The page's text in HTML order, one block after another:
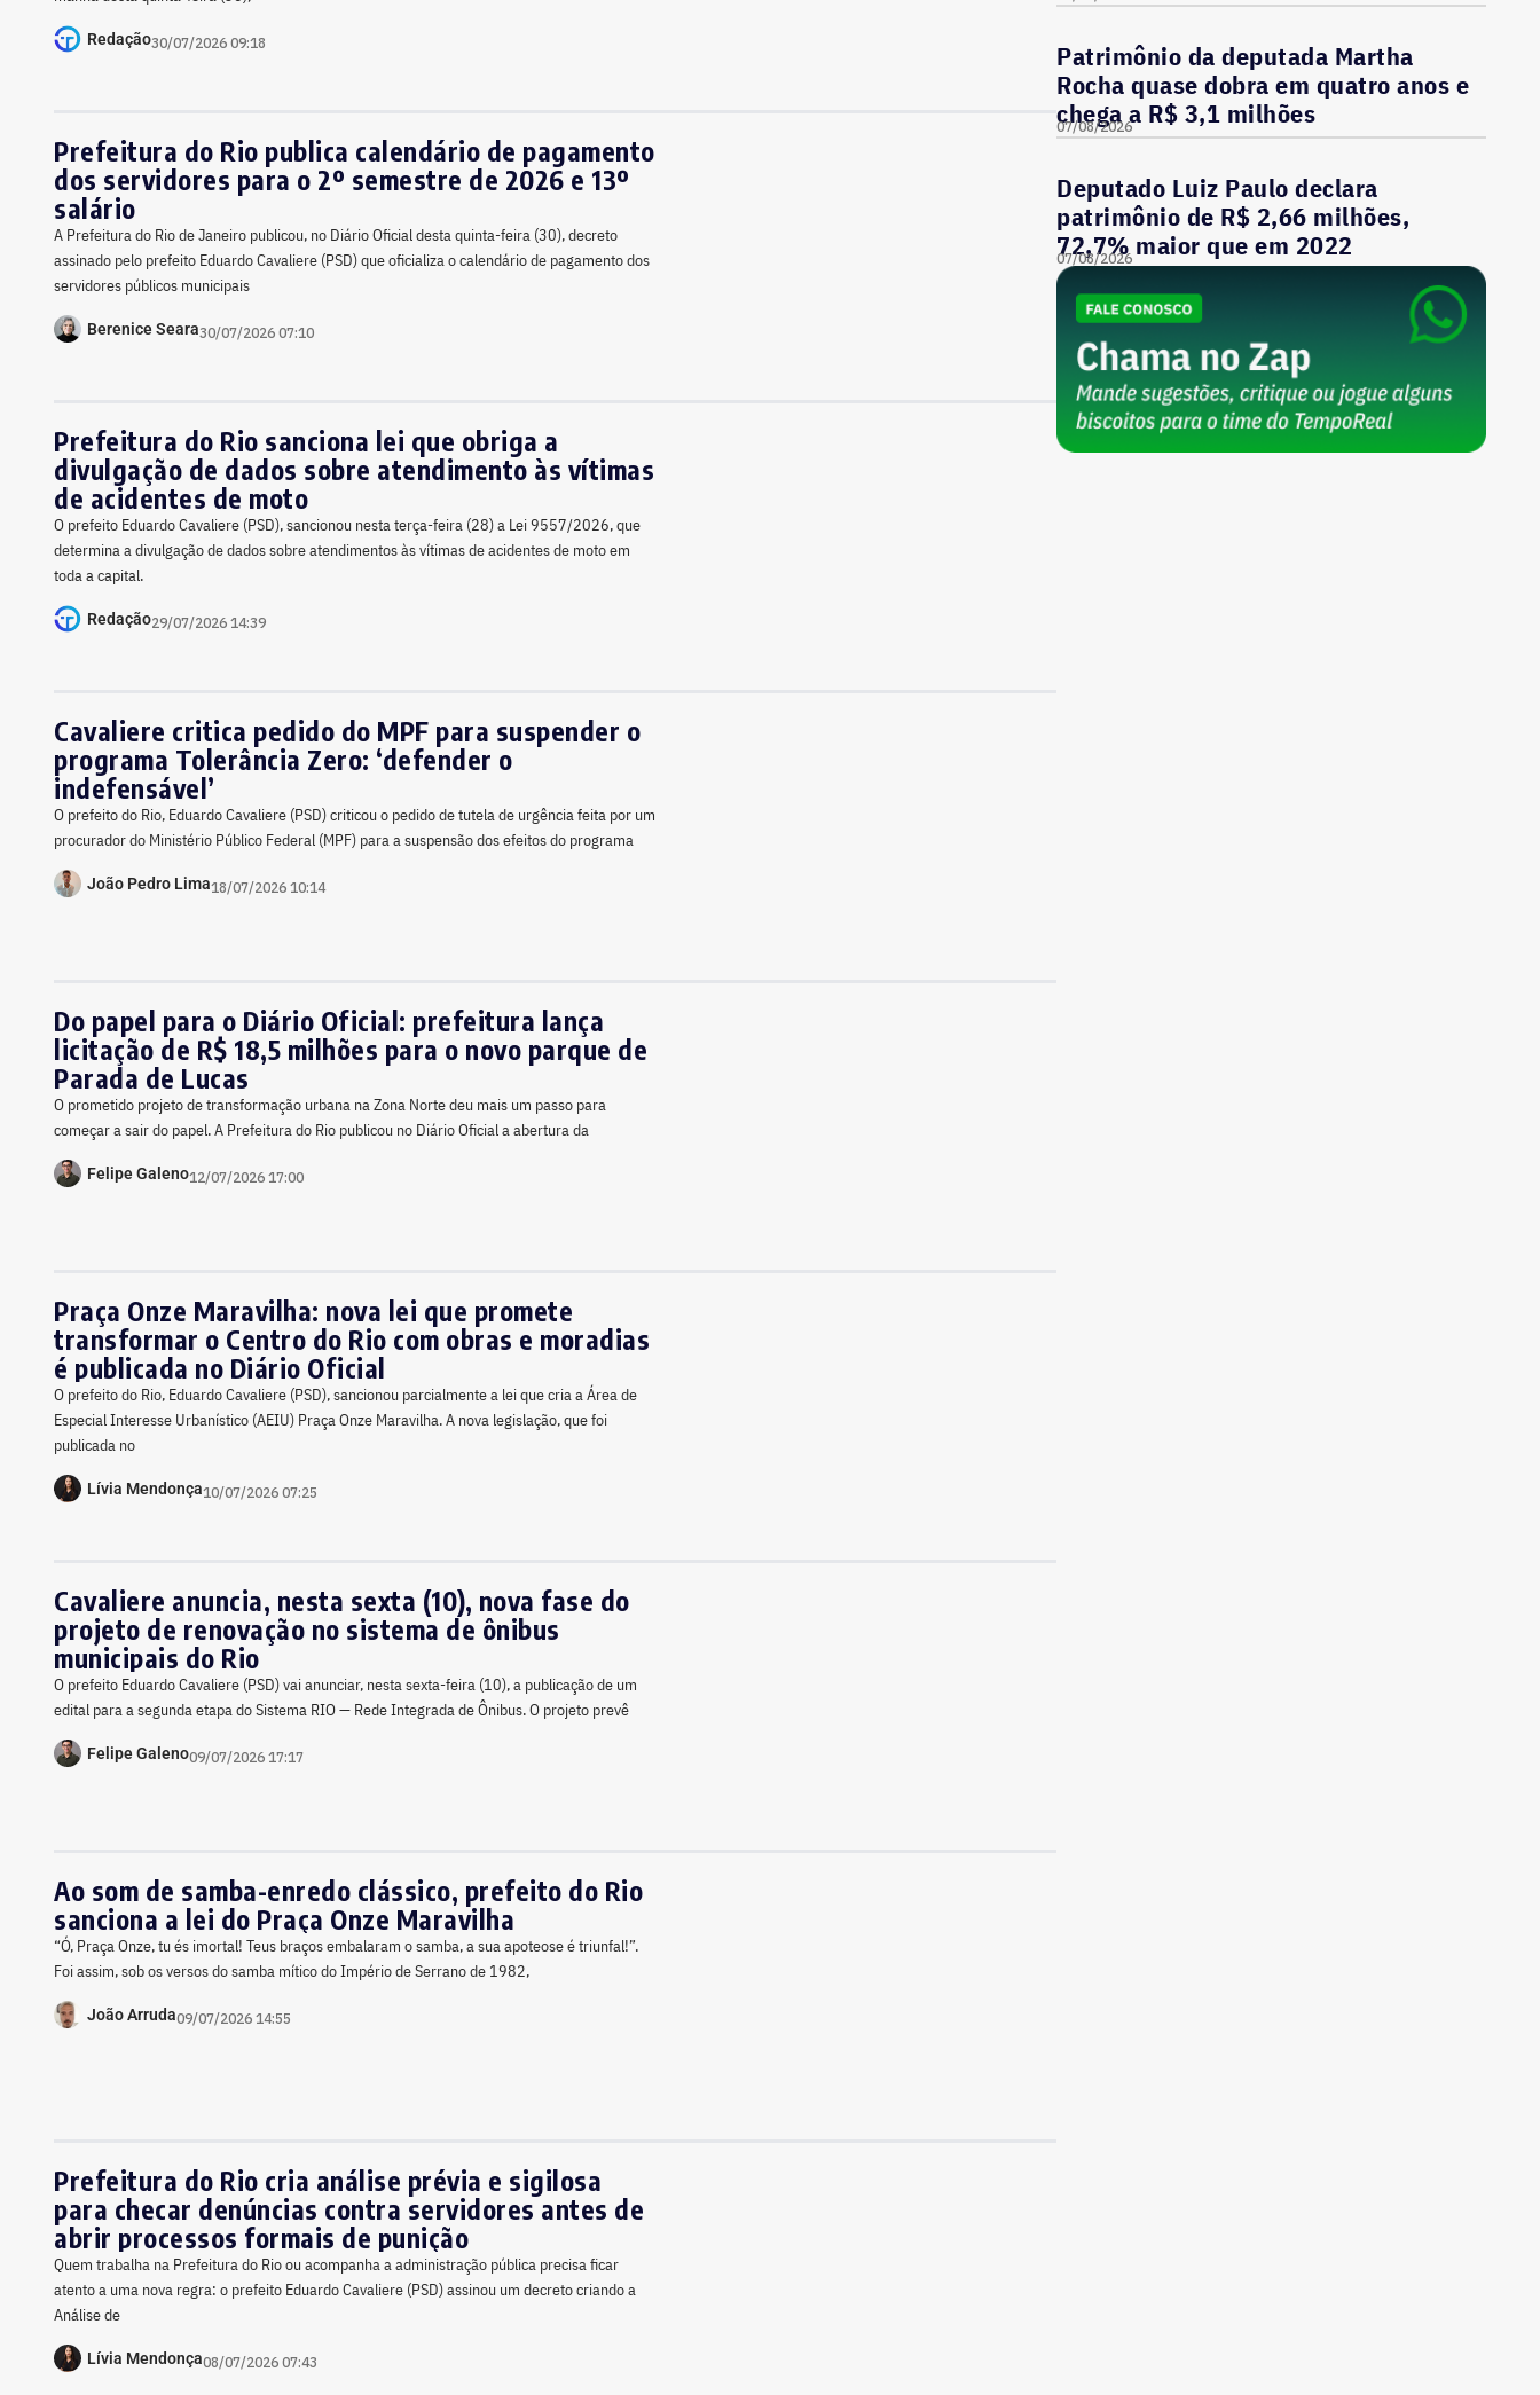
Redação30/07/2026 09:18
Prefeitura do Rio publica calendário de pagamento
dos servidores para o 2º semestre de 2026 e 13º
salário
A Prefeitura do Rio de Janeiro publicou, no Diário Oficial desta quinta-feira (30), decreto
assinado pelo prefeito Eduardo Cavaliere (PSD) que oficializa o calendário de pagamento dos
servidores públicos municipais
Berenice Seara30/07/2026 07:10
Prefeitura do Rio sanciona lei que obriga a
divulgação de dados sobre atendimento às vítimas
de acidentes de moto
O prefeito Eduardo Cavaliere (PSD), sancionou nesta terça-feira (28) a Lei 9557/2026, que
determina a divulgação de dados sobre atendimentos às vítimas de acidentes de moto em
toda a capital.
Redação29/07/2026 14:39
Cavaliere critica pedido do MPF para suspender o
programa Tolerância Zero: ‘defender o
indefensável’
O prefeito do Rio, Eduardo Cavaliere (PSD) criticou o pedido de tutela de urgência feita por um
procurador do Ministério Público Federal (MPF) para a suspensão dos efeitos do programa
João Pedro Lima18/07/2026 10:14
Do papel para o Diário Oficial: prefeitura lança
licitação de R$ 18,5 milhões para o novo parque de
Parada de Lucas
O prometido projeto de transformação urbana na Zona Norte deu mais um passo para
começar a sair do papel. A Prefeitura do Rio publicou no Diário Oficial a abertura da
Felipe Galeno12/07/2026 17:00
Praça Onze Maravilha: nova lei que promete
transformar o Centro do Rio com obras e moradias
é publicada no Diário Oficial
O prefeito do Rio, Eduardo Cavaliere (PSD), sancionou parcialmente a lei que cria a Área de
Especial Interesse Urbanístico (AEIU) Praça Onze Maravilha. A nova legislação, que foi
publicada no
Lívia Mendonça10/07/2026 07:25
Cavaliere anuncia, nesta sexta (10), nova fase do
projeto de renovação no sistema de ônibus
municipais do Rio
O prefeito Eduardo Cavaliere (PSD) vai anunciar, nesta sexta-feira (10), a publicação de um
edital para a segunda etapa do Sistema RIO — Rede Integrada de Ônibus. O projeto prevê
Felipe Galeno09/07/2026 17:17
Ao som de samba-enredo clássico, prefeito do Rio
sanciona a lei do Praça Onze Maravilha
“Ó, Praça Onze, tu és imortal! Teus braços embalaram o samba, a sua apoteose é triunfal!”.
Foi assim, sob os versos do samba mítico do Império de Serrano de 1982,
João Arruda09/07/2026 14:55
Prefeitura do Rio cria análise prévia e sigilosa
para checar denúncias contra servidores antes de
abrir processos formais de punição
Quem trabalha na Prefeitura do Rio ou acompanha a administração pública precisa ficar
atento a uma nova regra: o prefeito Eduardo Cavaliere (PSD) assinou um decreto criando a
Análise de
Lívia Mendonça08/07/2026 07:43
Patrimônio da deputada Martha
Rocha quase dobra em quatro anos e
chega a R$ 3,1 milhões
07/08/2026
Deputado Luiz Paulo declara
patrimônio de R$ 2,66 milhões,
72,7% maior que em 2022
07/08/2026